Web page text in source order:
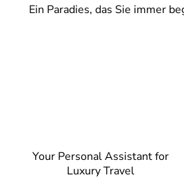
Your Personal Assistant for
Luxury Travel
Ein Paradies, das Sie immer